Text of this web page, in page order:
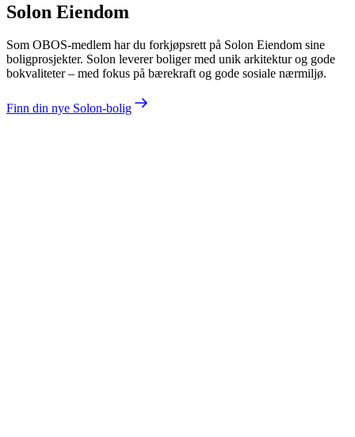
Solon Eiendom
Som OBOS-medlem har du forkjøpsrett på Solon Eiendom sine
boligprosjekter. Solon leverer boliger med unik arkitektur og gode
bokvaliteter – med fokus på bærekraft og gode sosiale nærmiljø.
Finn din nye Solon-bolig